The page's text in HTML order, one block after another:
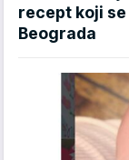
recept koji
Beograda